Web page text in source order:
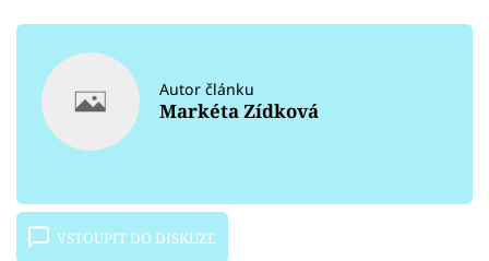
Autor článku
Markéta Zídková
VSTOUPIT DO DISKUZE